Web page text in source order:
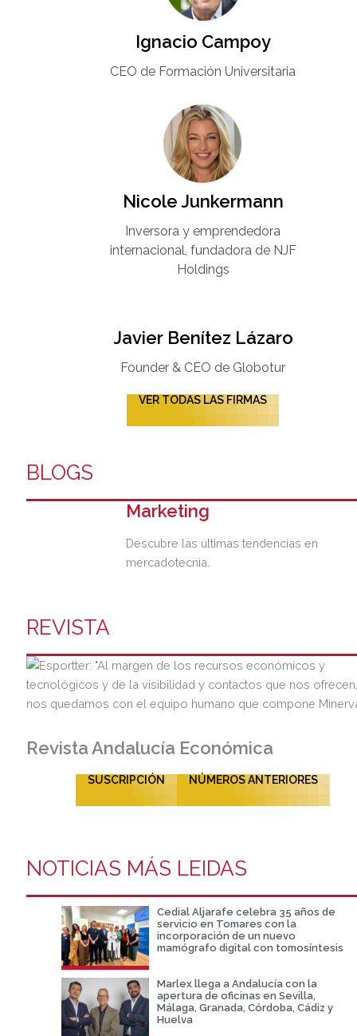
Ignacio Campoy​
CEO de Formación Universitaria​
Nicole Junkermann​
Inversora y emprendedora
internacional, fundadora de NJF
Holdings
Javier Benítez Lázaro
Founder & CEO de Globotur​
VER TODAS LAS FIRMAS
BLOGS
Marketing
Descubre las últimas tendencias en
mercadotecnia.
REVISTA
Revista Andalucía Económica
SUSCRIPCIÓN NÚMEROS ANTERIORES
NOTICIAS MÁS LEIDAS
Cedial Aljarafe celebra 35 años de
servicio en Tomares con la
incorporación de un nuevo
mamógrafo digital con tomosíntesis
Marlex llega a Andalucía con la
apertura de oficinas en Sevilla,
Málaga, Granada, Córdoba, Cádiz y
Huelva